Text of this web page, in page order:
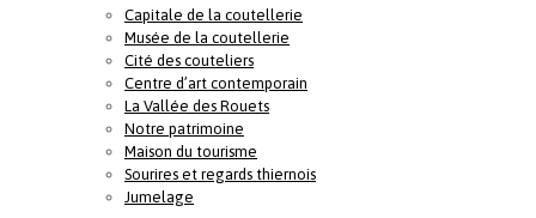
Capitale de la coutellerie
Musée de la coutellerie
Cité des couteliers
Centre d’art contemporain
La Vallée des Rouets
Notre patrimoine
Maison du tourisme
Sourires et regards thiernois
Jumelage